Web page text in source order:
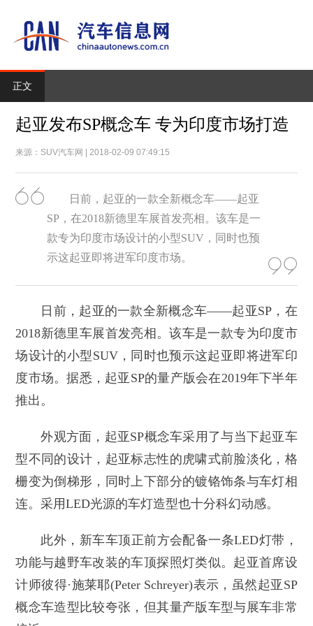
正文
起亚发布SP概念车 专为印度市场打造
来源：SUV汽车网 | 2018-02-09 07:49:15
日前，起亚的一款全新概念车——起亚
SP，在2018新德里车展首发亮相。该车是一
款专为印度市场设计的小型SUV，同时也预
示这起亚即将进军印度市场。
日前，起亚的一款全新概念车——起亚SP，在
2018新德里车展首发亮相。该车是一款专为印度市
场设计的小型SUV，同时也预示这起亚即将进军印
度市场。据悉，起亚SP的量产版会在2019年下半年
推出。
外观方面，起亚SP概念车采用了与当下起亚车
型不同的设计，起亚标志性的虎啸式前脸淡化，格
栅变为倒梯形，同时上下部分的镀铬饰条与车灯相
连。采用LED光源的车灯造型也十分科幻动感。
此外，新车车顶正前方会配备一条LED灯带，
功能与越野车改装的车顶探照灯类似。起亚首席设
计师彼得·施莱耶(Peter Schreyer)表示，虽然起亚SP
概念车造型比较夸张，但其量产版车型与展车非常